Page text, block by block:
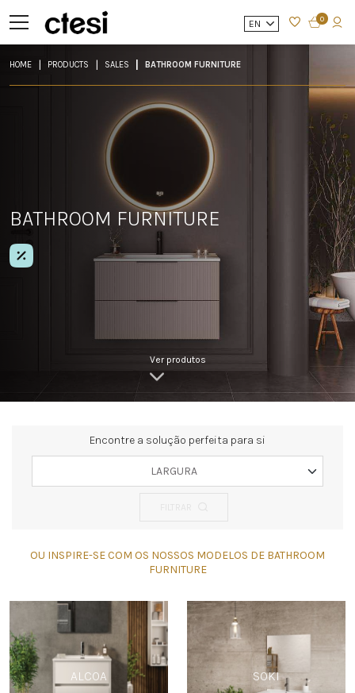
EN 0
HOME PRODUCTS SALES BATHROOM FURNITURE
BATHROOM FURNITURE
Ver produtos
Encontre a solução perfeita para si
LARGURA
OU INSPIRE-SE COM OS NOSSOS MODELOS DE BATHROOM
FURNITURE
ALCOA SOKI